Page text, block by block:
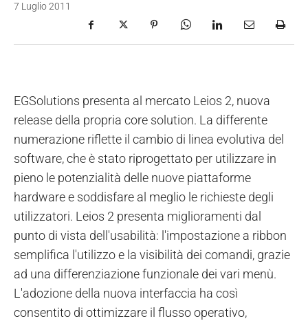
7 Luglio 2011
EGSolutions presenta al mercato Leios 2, nuova
release della propria core solution. La differente
numerazione riflette il cambio di linea evolutiva del
software, che è stato riprogettato per utilizzare in
pieno le potenzialità delle nuove piattaforme
hardware e soddisfare al meglio le richieste degli
utilizzatori. Leios 2 presenta miglioramenti dal
punto di vista dell'usabilità: l'impostazione a ribbon
semplifica l'utilizzo e la visibilità dei comandi, grazie
ad una differenziazione funzionale dei vari menù.
L'adozione della nuova interfaccia ha così
consentito di ottimizzare il flusso operativo,